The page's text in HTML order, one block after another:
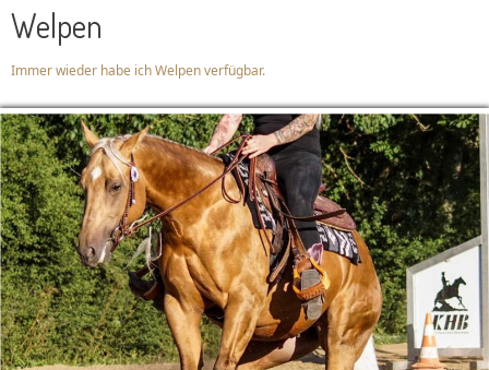
Welpen
Immer wieder habe ich Welpen verfügbar.